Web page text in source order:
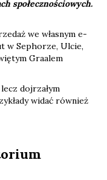
społecznościowych.​
we własnym e-
w Sephorze, Ulcie,
Graalem
dojrzałym
widać również